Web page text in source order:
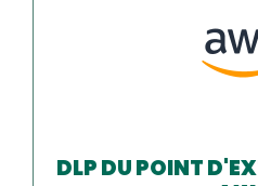
DLP DU POINT